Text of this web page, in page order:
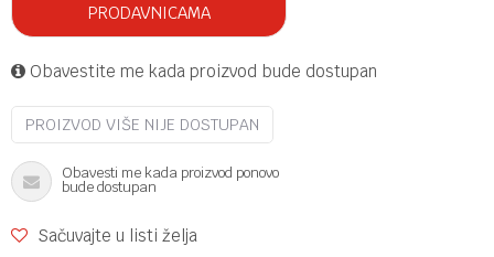
PRODAVNICAMA
Obavestite me kada proizvod bude dostupan
PROIZVOD VIŠE NIJE DOSTUPAN
Obavesti me kada proizvod ponovo
bude dostupan
Sačuvajte u listi želja